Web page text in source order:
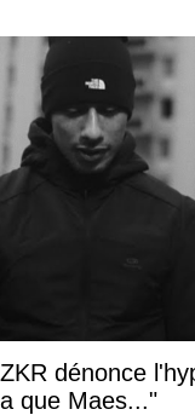
ZKR dénonce
a que Maes..."